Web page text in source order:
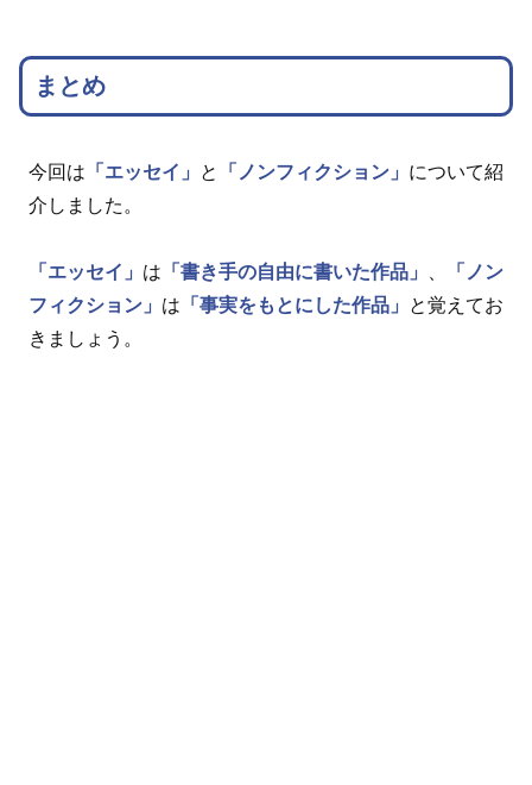
まとめ
今回は 「エッセイ」 と 「ノンフィクション」 について紹
介しました。
「エッセイ」 は 「書き手の自由に書いた作品」
「ノン
フィクション」 は 「事実をもとにした作品」
と覚えてお
きましょう。